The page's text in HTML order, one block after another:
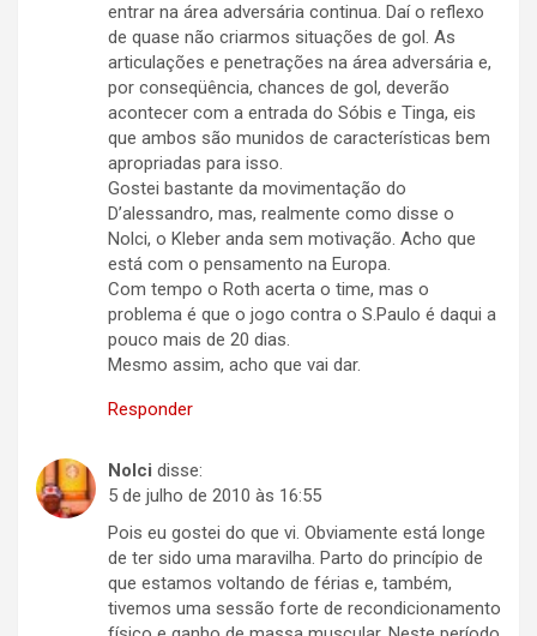
entrar na área adversária continua. Daí o reflexo
de quase não criarmos situações de gol. As
articulações e penetrações na área adversária e,
por conseqüência, chances de gol, deverão
acontecer com a entrada do Sóbis e Tinga, eis
que ambos são munidos de características bem
apropriadas para isso.
Gostei bastante da movimentação do
D’alessandro, mas, realmente como disse o
Nolci, o Kleber anda sem motivação. Acho que
está com o pensamento na Europa.
Com tempo o Roth acerta o time, mas o
problema é que o jogo contra o S.Paulo é daqui a
pouco mais de 20 dias.
Mesmo assim, acho que vai dar.
Responder
Nolci disse:
5 de julho de 2010 às 16:55
Pois eu gostei do que vi. Obviamente está longe
de ter sido uma maravilha. Parto do princípio de
que estamos voltando de férias e, também,
tivemos uma sessão forte de recondicionamento